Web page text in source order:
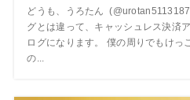
どうも、うろたん
グとは違って、キャッシュレス決済
ログになります。 僕の周りでもけっ
の...